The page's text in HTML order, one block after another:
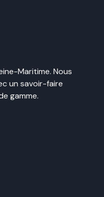
Maritime. Nous
un savoir-faire
gamme.